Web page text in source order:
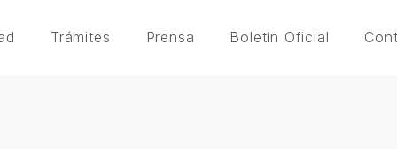
Trámites Prensa Boletín Oficial